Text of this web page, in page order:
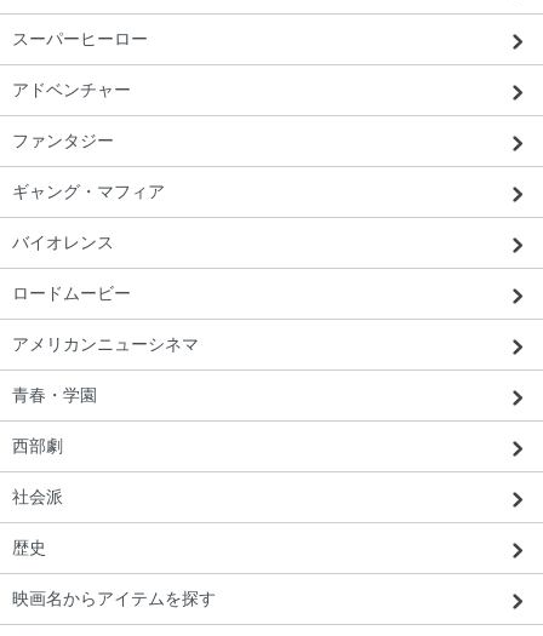
北海道 Y・S様 「すごく良いものが届い
スーパーヒーロー
アドベンチャー
ファンタジー
ギャング・マフィア
バイオレンス
ロードムービー
アメリカンニューシネマ
青春・学園
西部劇
社会派
歴史
映画名からアイテムを探す